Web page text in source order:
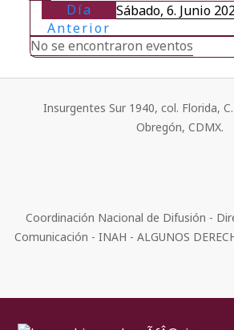
Día
Anterior
Sábado, 6. Junio
No se encontraron eventos
Insurgentes Sur 1940, col. Florida,
Obregón, CDMX.
Coordinación Nacional de Difusión -
Comunicación - INAH - ALGUNOS